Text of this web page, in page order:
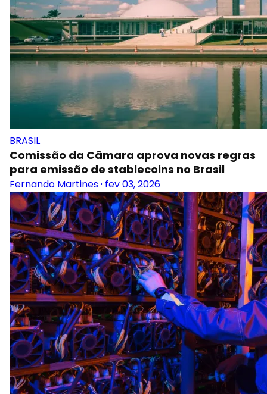
BRASIL
Comissão da Câmara aprova novas regras
para emissão de stablecoins no Brasil
Fernando Martines· fev 03, 2026